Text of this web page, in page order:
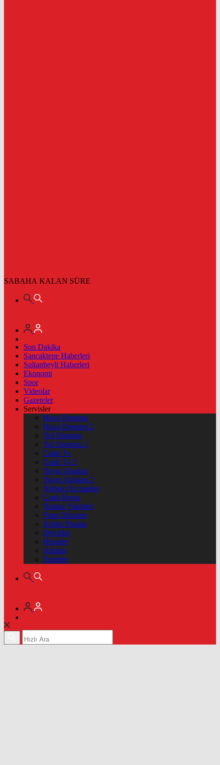
SABAHA KALAN SÜRE
Son Dakika
Sancaktepe Haberleri
Sultanbeyli Haberleri
Ekonomi
Spor
Videolar
Gazeteler
Servisler
Hava Durumu
Hava Durumu 2
Yol Durumu
Yol Durumu 2
Canlı Tv
Canlı Tv 2
Yayın Akışları
Yayın Akışları 2
Nöbetçi Eczaneler
Canlı Borsa
Namaz Vakitleri
Puan Durumu
Kripto Paralar
Dövizler
Hisseler
Altınlar
Pariteler